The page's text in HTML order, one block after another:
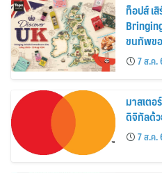
ท็อปส์ เ
ขนทัพข
อาณาจั
สิงหาคมนี้
7 ส.ค.
มาสเต
ดิจิทัลด้
7 ส.ค.